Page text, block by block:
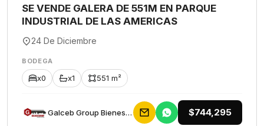
SE VENDE GALERA DE 551M EN PARQUE
INDUSTRIAL DE LAS AMERICAS
24 De Diciembre
BODEGA
x0 x1 551 m²
Galceb Group Bienes Raices $744,295